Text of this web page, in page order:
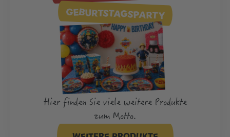
GEBURTSTAGSPARTY
Hier finden Sie viele weitere Produkte
zum Motto.